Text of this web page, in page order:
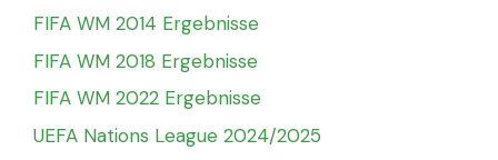
FIFA WM 2014 Ergebnisse
FIFA WM 2018 Ergebnisse
FIFA WM 2022 Ergebnisse
UEFA Nations League 2024/2025